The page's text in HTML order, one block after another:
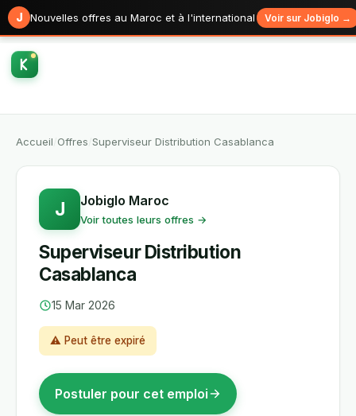
J Nouvelles offres au Maroc et à l'international Voir sur Jobiglo →
Accueil Offres Superviseur Distribution Casablanca
J Jobiglo Maroc
Voir toutes leurs offres →
Superviseur Distribution
Casablanca
15 Mar 2026
⚠ Peut être expiré
Postuler pour cet emploi